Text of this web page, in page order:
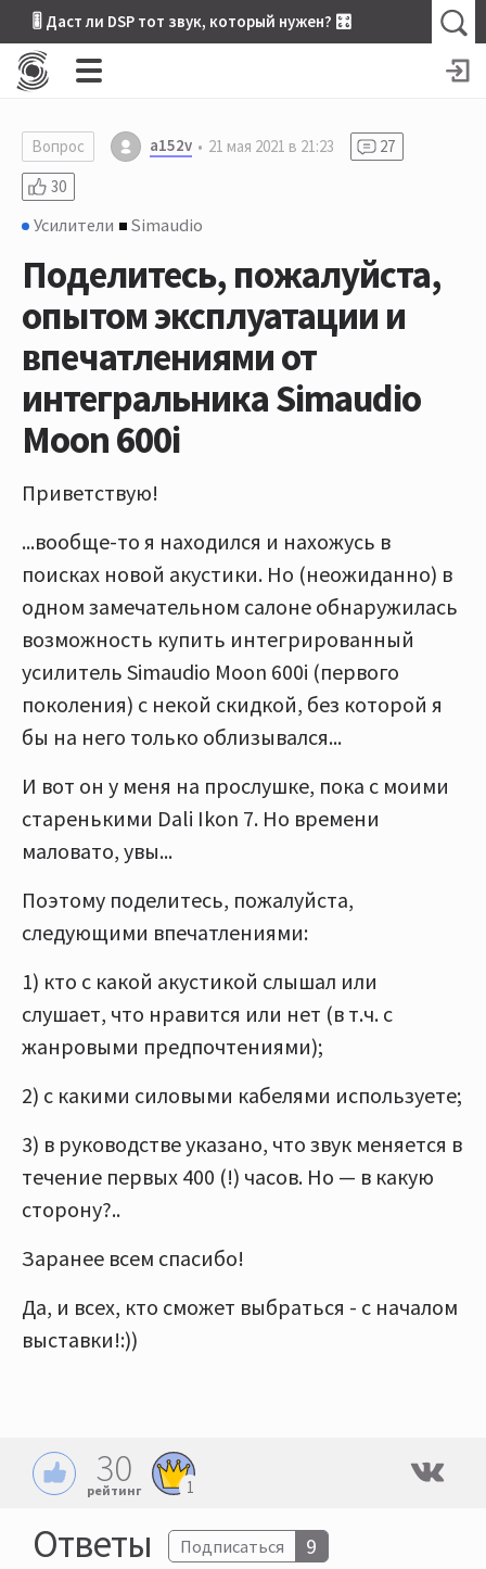
🎚 Даст ли DSP тот звук, который нужен? 🎛
Вопрос a152v 21 мая 2021 в 21:23
27
30
Усилители Simaudio
Поделитесь, пожалуйста,
опытом эксплуатации и
впечатлениями от
интегральника Simaudio
Moon 600i
Приветствую!
...вообще-то я находился и нахожусь в
поисках новой акустики. Но (неожиданно) в
одном замечательном салоне обнаружилась
возможность купить интегрированный
усилитель Simaudio Moon 600i (первого
поколения) с некой скидкой, без которой я
бы на него только облизывался...
И вот он у меня на прослушке, пока с моими
старенькими Dali Ikon 7. Но времени
маловато, увы...
Поэтому поделитесь, пожалуйста,
следующими впечатлениями:
1) кто с какой акустикой слышал или
слушает, что нравится или нет (в т.ч. с
жанровыми предпочтениями);
2) с какими силовыми кабелями используете;
3) в руководстве указано, что звук меняется в
течение первых 400 (!) часов. Но — в какую
сторону?..
Заранее всем спасибо!
Да, и всех, кто сможет выбраться - с началом
выставки!:))
30
рейтинг 1
Ответы Подписаться 9